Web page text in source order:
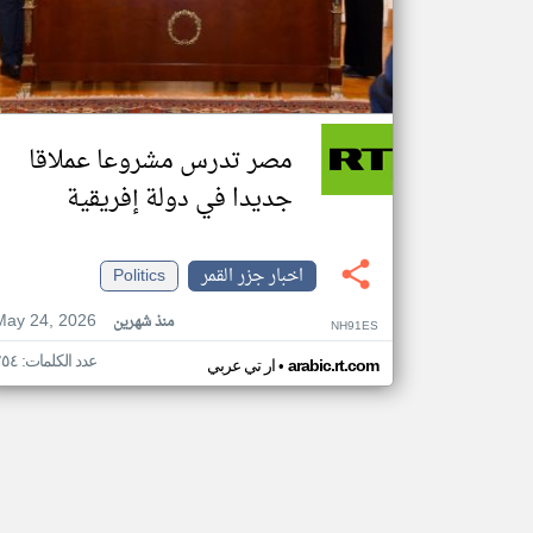
مصر تدرس مشروعا عملاقا
جديدا في دولة إفريقية
اخبار جزر القمر
Politics
24, 2026
منذ شهرين NH91ES
ار تي عربي• arabic.rt.com عدد الكلمات: ٢٥٤